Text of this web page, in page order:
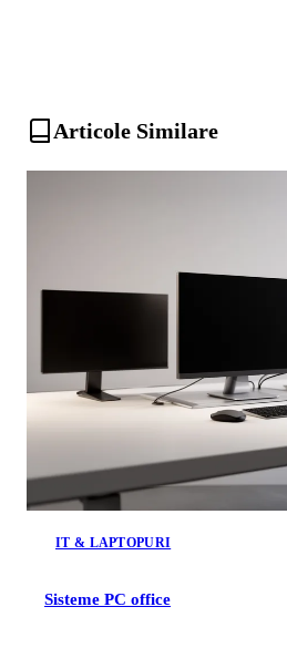
Articole Similare
IT & LAPTOPURI
Sisteme PC office